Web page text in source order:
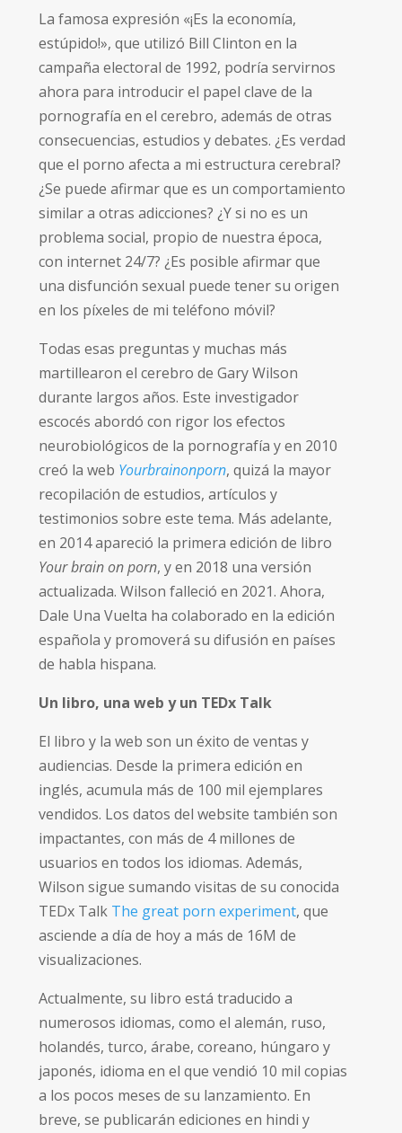
La famosa expresión «¡Es la economía,
estúpido!», que utilizó Bill Clinton en la
campaña electoral de 1992, podría servirnos
ahora para introducir el papel clave de la
pornografía en el cerebro, además de otras
consecuencias, estudios y debates. ¿Es verdad
que el porno afecta a mi estructura cerebral?
¿Se puede afirmar que es un comportamiento
similar a otras adicciones? ¿Y si no es un
problema social, propio de nuestra época,
con internet 24/7? ¿Es posible afirmar que
una disfunción sexual puede tener su origen
en los píxeles de mi teléfono móvil?
Todas esas preguntas y muchas más
martillearon el cerebro de Gary Wilson
durante largos años. Este investigador
escocés abordó con rigor los efectos
neurobiológicos de la pornografía y en 2010
creó la web Yourbrainonporn, quizá la mayor
recopilación de estudios, artículos y
testimonios sobre este tema. Más adelante,
en 2014 apareció la primera edición de libro
Your brain on porn, y en 2018 una versión
actualizada. Wilson falleció en 2021. Ahora,
Dale Una Vuelta ha colaborado en la edición
española y promoverá su difusión en países
de habla hispana.
Un libro, una web y un TEDx Talk
El libro y la web son un éxito de ventas y
audiencias. Desde la primera edición en
inglés, acumula más de 100 mil ejemplares
vendidos. Los datos del website también son
impactantes, con más de 4 millones de
usuarios en todos los idiomas. Además,
Wilson sigue sumando visitas de su conocida
TEDx Talk The great porn experiment, que
asciende a día de hoy a más de 16M de
visualizaciones.
Actualmente, su libro está traducido a
numerosos idiomas, como el alemán, ruso,
holandés, turco, árabe, coreano, húngaro y
japonés, idioma en el que vendió 10 mil copias
a los pocos meses de su lanzamiento. En
breve, se publicarán ediciones en hindi y
gestión del envío de la información solicitada, incluidas las comunicaciones
necesarias. Todo ello con base en el consentimiento expreso e inequívoco del
interesado para tratar, comunicar, ceder y, en su caso, transferir
internacionalmente los datos personales necesarios. El interesado podrá ejercer sus
derechos de protección de datos por escrito, incluida copia de documento oficial
identificativo, dirigido a Asociación Stop Porn Start Sex, C/ Guisando n. 34, 28035 –
Madrid (España) o al email info@daleunavuelta.org. Más información en la
de privacidad .